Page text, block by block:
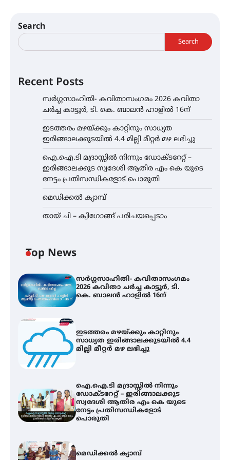
Search
Search
Recent Posts
സർഗ്ഗസാഹിതി- കവിതാസംഗമം 2026 കവിതാ
ചർച്ച കാട്ടൂർ, ടി. കെ. ബാലൻ ഹാളിൽ 16ന്
ഇടത്തരം മഴയ്ക്കും കാറ്റിനും സാധ്യത
ഇരിങ്ങാലക്കുടയിൽ 4.4 മില്ലി മീറ്റർ മഴ ലഭിച്ചു
ഐ.ഐ.ടി മദ്രാസ്സിൽ നിന്നും ഡോക്ടറേറ്റ് –
ഇരിങ്ങാലക്കുട സ്വദേശി ആതിര എം കെ യുടെ
നേട്ടം പ്രതിസന്ധികളോട് പൊരുതി
മെഡിക്കൽ ക്യാമ്പ്
തായ് ചി – ക്വിഗോങ്ങ് പരിചയപ്പെടാം
Top News
സർഗ്ഗസാഹിതി- കവിതാസംഗമം
2026 കവിതാ ചർച്ച കാട്ടൂർ, ടി.
കെ. ബാലൻ ഹാളിൽ 16ന്
ഇടത്തരം മഴയ്ക്കും കാറ്റിനും
സാധ്യത ഇരിങ്ങാലക്കുടയിൽ 4.4
മില്ലി മീറ്റർ മഴ ലഭിച്ചു
ഐ.ഐ.ടി മദ്രാസ്സിൽ നിന്നും
ഡോക്ടറേറ്റ് – ഇരിങ്ങാലക്കുട
സ്വദേശി ആതിര എം കെ യുടെ
നേട്ടം പ്രതിസന്ധികളോട്
പൊരുതി
മെഡിക്കൽ ക്യാമ്പ്